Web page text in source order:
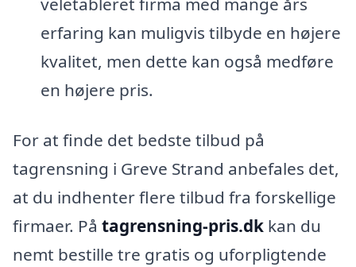
erfaring kan muligvis tilbyde en højere
kvalitet, men dette kan også medføre
en højere pris.
For at finde det bedste tilbud på
tagrensning i Greve Strand anbefales det,
at du indhenter flere tilbud fra forskellige
firmaer. På tagrensning-pris.dk kan du
nemt bestille tre gratis og uforpligtende